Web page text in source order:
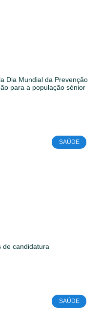
Dia Mundial da Prevenção
para a população sénior
SAÚDE
de candidatura
SAÚDE